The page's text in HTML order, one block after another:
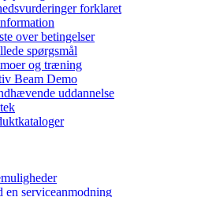
forklaret
over betingelser
spørgsmål
og træning
Beam Demo
uddannelse
en serviceanmodning